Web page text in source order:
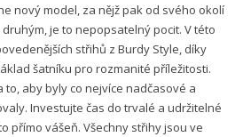
nový model, za nějž pak od svého okolí
je to nepopsatelný pocit. V této
střihů z Burdy Style, díky
šatníku pro rozmanité příležitosti.
aby byly co nejvíce nadčasové a
Investujte čas do trvalé a udržitelné
přímo vášeň. Všechny střihy jsou ve